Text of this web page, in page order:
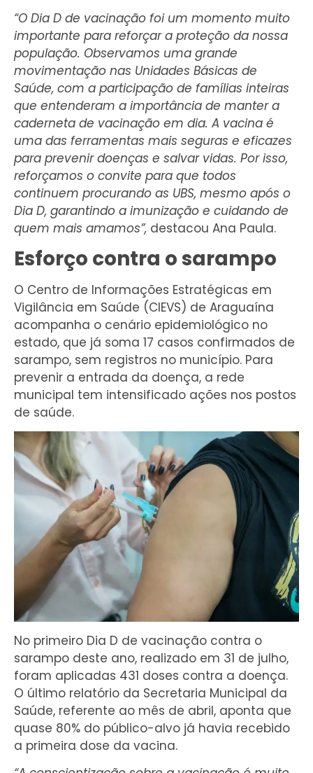
“O Dia D de vacinação foi um momento muito
importante para reforçar a proteção da nossa
população. Observamos uma grande
movimentação nas Unidades Básicas de
Saúde, com a participação de famílias inteiras
que entenderam a importância de manter a
caderneta de vacinação em dia. A vacina é
uma das ferramentas mais seguras e eficazes
para prevenir doenças e salvar vidas. Por isso,
reforçamos o convite para que todos
continuem procurando as UBS, mesmo após o
Dia D, garantindo a imunização e cuidando de
quem mais amamos”, destacou Ana Paula.
Esforço contra o sarampo
O Centro de Informações Estratégicas em
Vigilância em Saúde (CIEVS) de Araguaína
acompanha o cenário epidemiológico no
estado, que já soma 17 casos confirmados de
sarampo, sem registros no município. Para
prevenir a entrada da doença, a rede
municipal tem intensificado ações nos postos
de saúde.
No primeiro Dia D de vacinação contra o
sarampo deste ano, realizado em 31 de julho,
foram aplicadas 431 doses contra a doença.
O último relatório da Secretaria Municipal da
Saúde, referente ao mês de abril, aponta que
quase 80% do público-alvo já havia recebido
a primeira dose da vacina.